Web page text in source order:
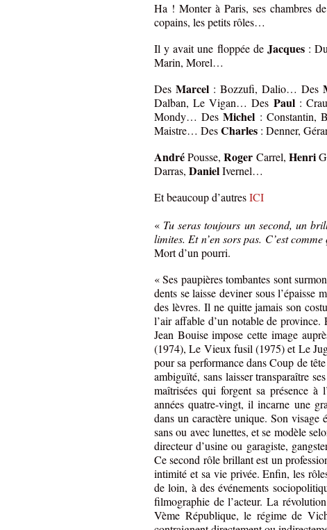
Ha ! Monter à Paris, ses chambres
copains, les petits rôles…
Il y avait une floppée de Jacques :
Marin, Morel…
DesMarcel : Bozzufi, Dalio… Des
Dalban, Le Vigan… Des Paul :
Mondy… DesMichel : Constantin,
Maistre… DesCharles : Denner,
AndréPousse,Roger Carrel, Henri
Darras, DanielIvernel…
Et beaucoup d’autresICI
« Tu seras toujours un second, un
limites. Et n’en sors pas. C’est comme
Mort d’un pourri.
« Ses paupières tombantes sont
dents se laisse deviner sous l’épaisse
des lèvres. Il ne quitte jamais son
l’air affable d’un notable de province.
Jean Bouise impose cette image
(1974), Le Vieux fusil (1975) et Le
pour sa performance dans Coup de
ambiguïté, sans laisser transparaître
maîtrisées qui forgent sa présence
années quatre-vingt, il incarne une
dans un caractère unique. Son visage
sans ou avec lunettes, et se modèle
directeur d’usine ou garagiste,
Ce second rôle brillant est un
intimité et sa vie privée. Enfin, les
de loin, à des événements
filmographie de l’acteur. La
Vème République, le régime de